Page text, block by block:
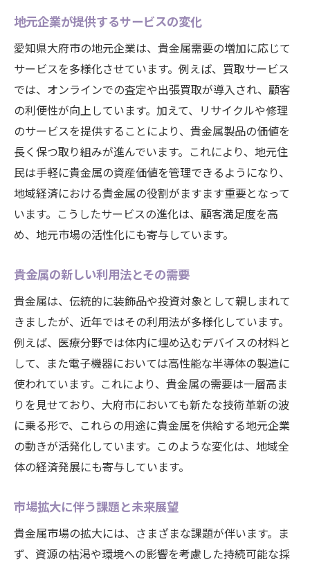
地元企業が提供するサービスの変化
愛知県大府市の地元企業は、貴金属需要の増加に応じて
サービスを多様化させています。例えば、買取サービス
では、オンラインでの査定や出張買取が導入され、顧客
の利便性が向上しています。加えて、リサイクルや修理
のサービスを提供することにより、貴金属製品の価値を
長く保つ取り組みが進んでいます。これにより、地元住
民は手軽に貴金属の資産価値を管理できるようになり、
地域経済における貴金属の役割がますます重要となって
います。こうしたサービスの進化は、顧客満足度を高
め、地元市場の活性化にも寄与しています。
貴金属の新しい利用法とその需要
貴金属は、伝統的に装飾品や投資対象として親しまれて
きましたが、近年ではその利用法が多様化しています。
例えば、医療分野では体内に埋め込むデバイスの材料と
して、また電子機器においては高性能な半導体の製造に
使われています。これにより、貴金属の需要は一層高ま
りを見せており、大府市においても新たな技術革新の波
に乗る形で、これらの用途に貴金属を供給する地元企業
の動きが活発化しています。このような変化は、地域全
体の経済発展にも寄与しています。
市場拡大に伴う課題と未来展望
貴金属市場の拡大には、さまざまな課題が伴います。ま
ず、資源の枯渇や環境への影響を考慮した持続可能な採